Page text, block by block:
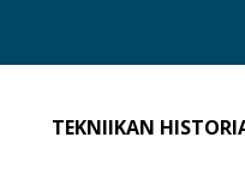
TEKNIIKAN